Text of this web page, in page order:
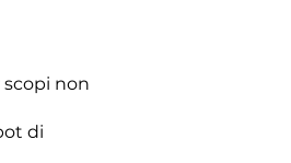
non
di